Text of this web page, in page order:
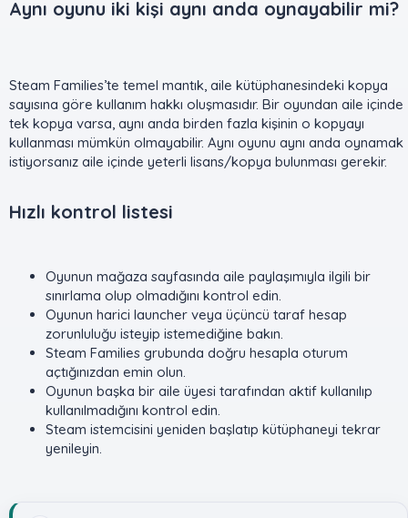
Aynı oyunu iki kişi aynı anda oynayabilir mi?​
Steam Families’te temel mantık, aile kütüphanesindeki kopya
sayısına göre kullanım hakkı oluşmasıdır. Bir oyundan aile içinde
tek kopya varsa, aynı anda birden fazla kişinin o kopyayı
kullanması mümkün olmayabilir. Aynı oyunu aynı anda oynamak
istiyorsanız aile içinde yeterli lisans/kopya bulunması gerekir.
Hızlı kontrol listesi​
Oyunun mağaza sayfasında aile paylaşımıyla ilgili bir
sınırlama olup olmadığını kontrol edin.
Oyunun harici launcher veya üçüncü taraf hesap
zorunluluğu isteyip istemediğine bakın.
Steam Families grubunda doğru hesapla oturum
açtığınızdan emin olun.
Oyunun başka bir aile üyesi tarafından aktif kullanılıp
kullanılmadığını kontrol edin.
Steam istemcisini yeniden başlatıp kütüphaneyi tekrar
yenileyin.